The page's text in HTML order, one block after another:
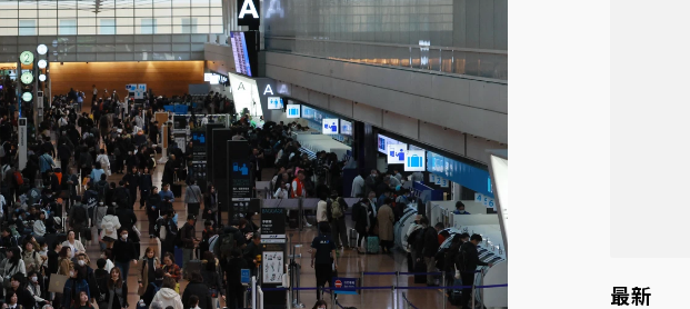
法院聲請遭駁 理由曝光
一度塞車 周六起展出延長至晚上7時
今重開羈押庭
到發紫」降雨熱區曝
最新